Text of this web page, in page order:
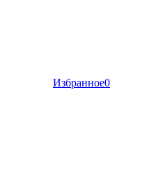
Избранное0